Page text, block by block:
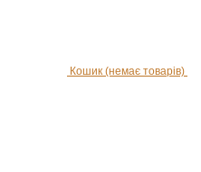
Кошик (немає товарів)